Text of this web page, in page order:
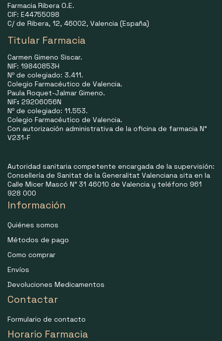
Farmacia Ribera O.E.
CIF: E44755098
C/ de Ribera, 12, 46002, Valencia (España)
Titular Farmacia
Carmen Gimeno Siscar.
NIF: 19840853H
Nº de colegiado: 3.411.
Colegio Farmacéutico de Valencia.
Paula Roquet-Jalmar Gimeno.
NIF: 29206056N
Nº de colegiado: 11.553.
Colegio Farmacéutico de Valencia.
Con autorización administrativa de la oficina de farmacia N°
V231-F
Autoridad sanitaria competente encargada de la supervisión:
Consellería de Sanitat de la Generalitat Valenciana sita en la
Calle Micer Mascó N° 31 46010 de Valencia y teléfono 961
928 000
Información
Quiénes somos
Métodos de pago
Como comprar
Envíos
Devoluciones Medicamentos
Contactar
Formulario de contacto
Horario Farmacia